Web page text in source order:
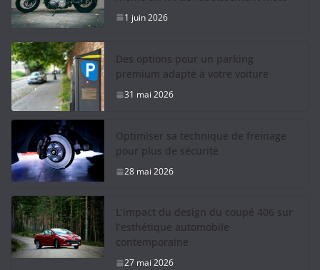
1 juin 2026
Des options pour un parking
premium adapté à votre voiture
31 mai 2026
Optimiser sa technique de freinage
pour plus de sécurité
28 mai 2026
L’impact du design du coupé 406 sur
l’esthétique automobile
contemporaine
27 mai 2026